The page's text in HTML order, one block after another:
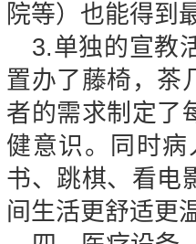
院等）也能得到
3.单独的宣教
置办了藤椅，茶
者的需求制定了
健意识。同时
书、跳棋、看电
间生活更舒适更